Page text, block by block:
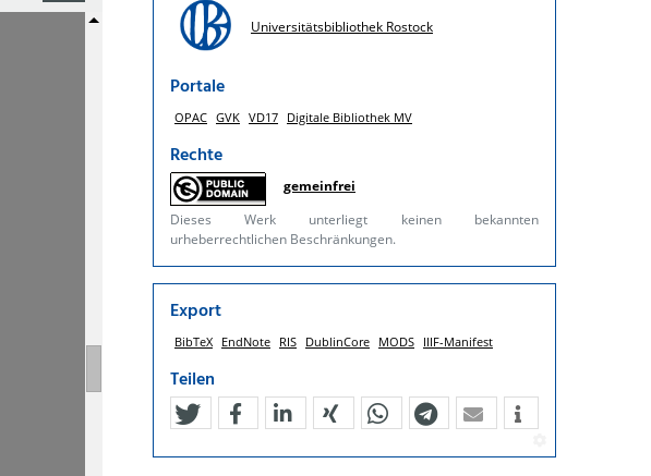
Universitätsbibliothek Rostock
Portale
OPAC GVK VD17 Digitale Bibliothek MV
Rechte
gemeinfrei
Dieses Werk unterliegt keinen bekannten
urheberrechtlichen Beschränkungen.
Export
BibTeX EndNote RIS DublinCore MODS IIIF-Manifest
Teilen